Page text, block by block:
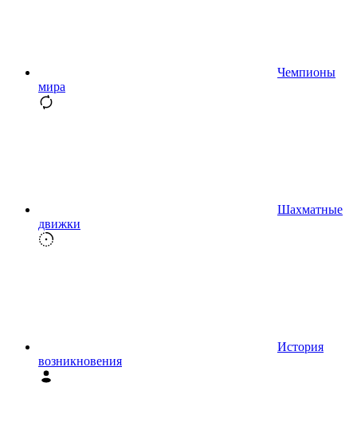
Чемпионы
мира
Шахматные
движки
История
возникновения